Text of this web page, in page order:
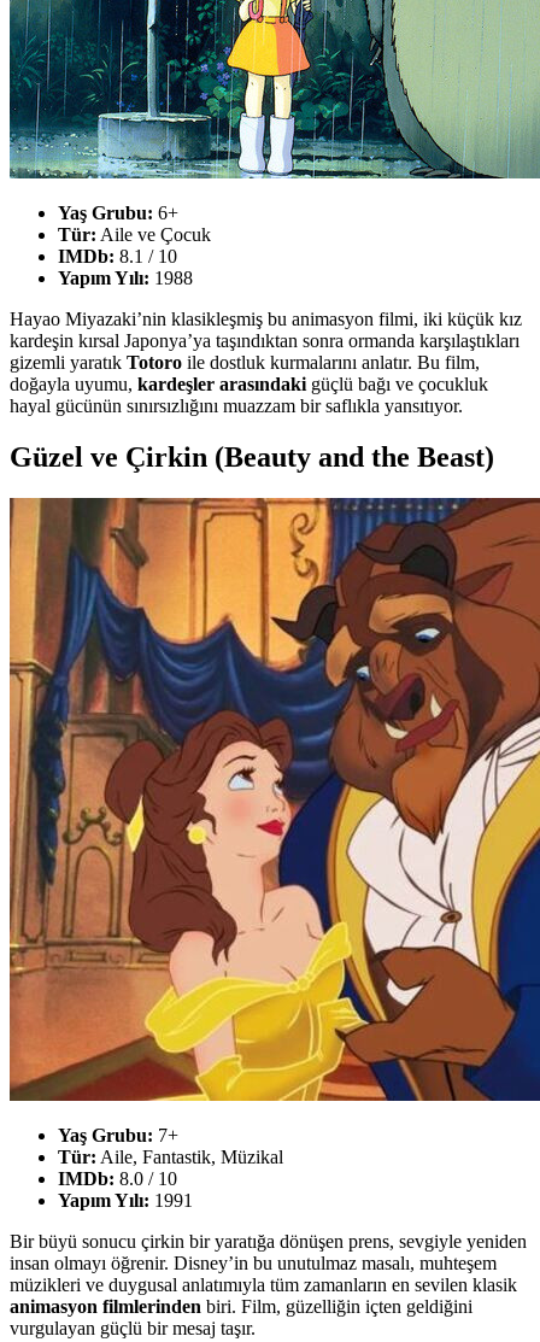
Yaş Grubu: 6+
Tür: Aile ve Çocuk
IMDb: 8.1 / 10
Yapım Yılı: 1988
Hayao Miyazaki’nin klasikleşmiş bu animasyon filmi, iki küçük kız
kardeşin kırsal Japonya’ya taşındıktan sonra ormanda karşılaştıkları
gizemli yaratık Totoro ile dostluk kurmalarını anlatır. Bu film,
doğayla uyumu, kardeşler arasındaki güçlü bağı ve çocukluk
hayal gücünün sınırsızlığını muazzam bir saflıkla yansıtıyor.
Güzel ve Çirkin (Beauty and the Beast)
Yaş Grubu: 7+
Tür: Aile, Fantastik, Müzikal
IMDb: 8.0 / 10
Yapım Yılı: 1991
Bir büyü sonucu çirkin bir yaratığa dönüşen prens, sevgiyle yeniden
insan olmayı öğrenir. Disney’in bu unutulmaz masalı, muhteşem
müzikleri ve duygusal anlatımıyla tüm zamanların en sevilen klasik
animasyon filmlerinden biri. Film, güzelliğin içten geldiğini
vurgulayan güçlü bir mesaj taşır.